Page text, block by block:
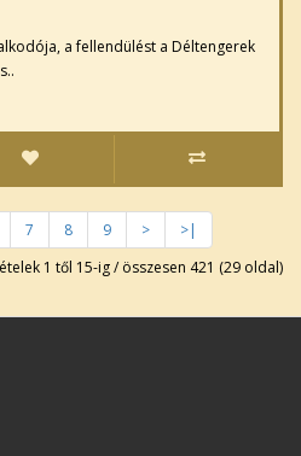
a fellendülést a Déltengerek
7 8 9 >
>|
1 től 15-ig / összesen 421 (29 oldal)